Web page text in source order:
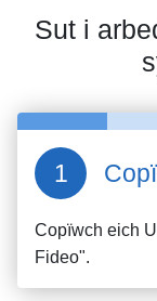
Sut i
Copïwch eich
Fideo".